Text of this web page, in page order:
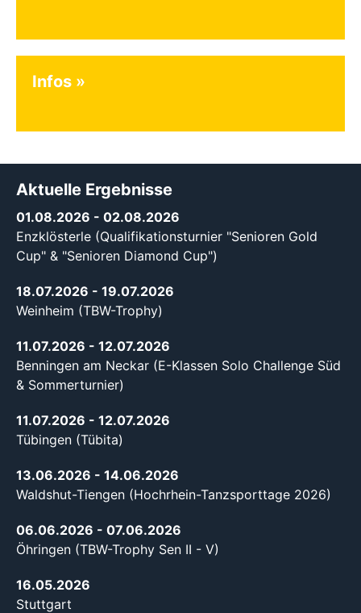
Infos
Aktuelle Ergebnisse
01.08.2026 - 02.08.2026
Enzklösterle (Qualifikationsturnier "Senioren Gold
Cup" & "Senioren Diamond Cup")
18.07.2026 - 19.07.2026
Weinheim (TBW-Trophy)
11.07.2026 - 12.07.2026
Benningen am Neckar (E-Klassen Solo Challenge Süd
& Sommerturnier)
11.07.2026 - 12.07.2026
Tübingen (Tübita)
13.06.2026 - 14.06.2026
Waldshut-Tiengen (Hochrhein-Tanzsporttage 2026)
06.06.2026 - 07.06.2026
Öhringen (TBW-Trophy Sen II - V)
16.05.2026
Stuttgart